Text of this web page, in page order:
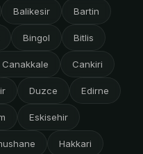
Balikesir Bartin
Bingol Bitlis
Canakkale Cankiri
Duzce Edirne
Eskisehir
Hakkari